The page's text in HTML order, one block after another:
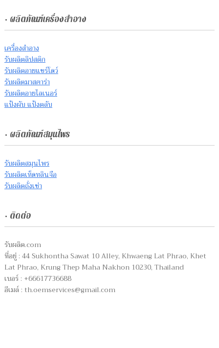
• ผลิตภัณฑ์เครื่องสำอาง
เครื่องสำอาง
รับผลิตลิปสติก
รับผลิตอายแชร์โดว์
รับผลิตมาสคาร่า
รับผลิตอายไลเนอร์
แป้งผับ แป้งตลับ
• ผลิตภัณฑ์สมุนไพร
รับผลิตสมุนไพร
รับผลิตเห็ดหลินจือ
รับผลิตถั่งเช่า
• ติดต่อ
รับผลิต.com
ที่อยู่ : 44 Sukhontha Sawat 10 Alley, Khwaeng Lat Phrao, Khet
Lat Phrao, Krung Thep Maha Nakhon 10230, Thailand
เบอร์ : +66617736688
อีเมล์ : th.oemservices@gmail.com